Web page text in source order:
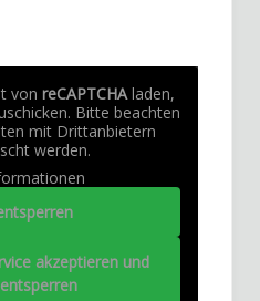
von reCAPTCHAladen,
Bitte beachten
mit Drittanbietern
werden.
akzeptieren und